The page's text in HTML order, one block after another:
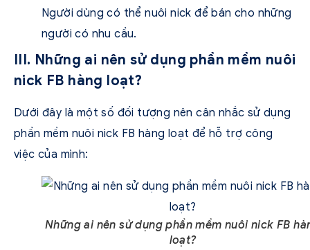
Người dùng có thể nuôi nick để bán cho những
người có nhu cầu.
III. Những ai nên sử dụng phần mềm nuôi
nick FB hàng loạt?
Dưới đây là một số đối tượng nên cân nhắc sử dụng
phần mềm nuôi nick FB hàng loạt để hỗ trợ công
việc của mình:
Những ai nên sử dụng phần mềm nuôi nick FB
loạt?